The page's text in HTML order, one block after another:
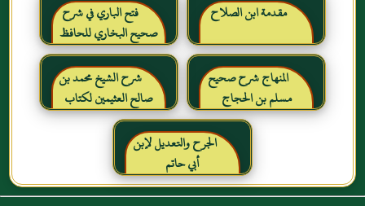
مقدمة ابن الصلاح
فتح الباري في شرح
صحيح البخاري للحافظ
ابن حجر العسقلاني
المنهاج شرح صحيح
مسلم بن الحجاج
شرح الشيخ محمد بن
صالح العثيمين لكتاب
رياض الصالحين للإمام
النووي رحمهم الله تعالىالجرح والتعديل لإبن
أبي حاتم